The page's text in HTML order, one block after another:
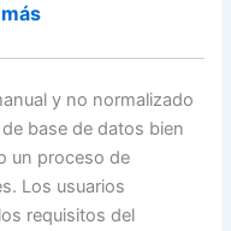
y no normalizado
base de datos bien
un proceso de
Los usuarios
requisitos del